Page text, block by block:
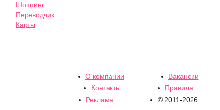
Шоппинг
Переводчик
Карты
О компании
Вакансии
Контакты
Правила
Реклама
© 2011-2026